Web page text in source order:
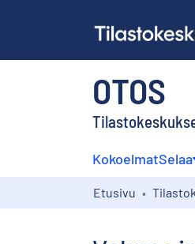
OTOS
KokoelmatSelaa
Etusivu